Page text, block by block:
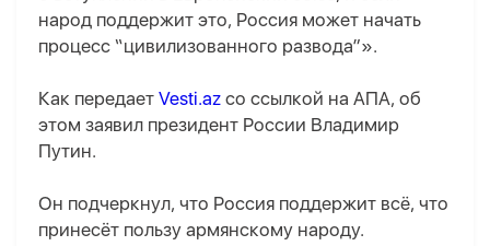
народ поддержит это, Россия может начать
процесс “цивилизованного развода”».
Как передает Vesti.az со ссылкой на AПA, об
этом заявил президент России Владимир
Путин.
Он подчеркнул, что Россия поддержит всё, что
принесёт пользу армянскому народу.